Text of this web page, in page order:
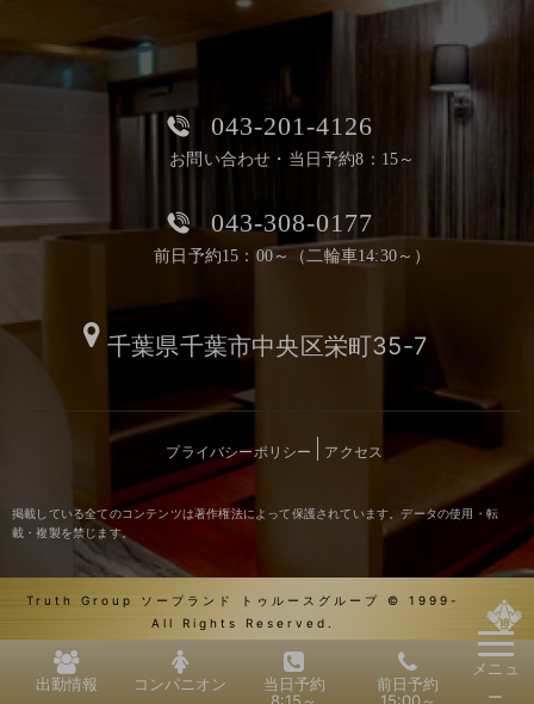
043-201-4126
お問い合わせ・当日予約8：15～
043-308-0177
前日予約15：00～（二輪車14:30～）
千葉県千葉市中央区栄町35-7
プライバシーポリシー アクセス
掲載している全てのコンテンツは著作権法によって保護されています。データの使用・転
載・複製を禁じます。
Truth Group ソープランド トゥルースグループ © 1999-
All Rights Reserved.
メニュ
ー
出勤情報 コンパニオン
当日予約
前日予約